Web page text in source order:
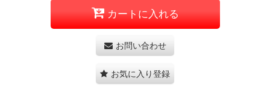
カートに入れる
お問い合わせ
お気に入り登録